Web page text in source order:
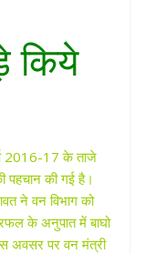
किये
2016-17 के ताजे
पहचान की गई है।
ने वन विभाग को
के अनुपात में बाघो
अवसर पर वन मंत्री